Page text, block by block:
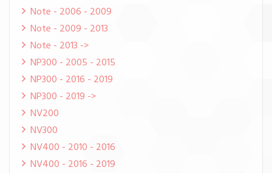
Note - 2006 - 2009
Note - 2009 - 2013
Note - 2013 ->
NP300 - 2005 - 2015
NP300 - 2016 - 2019
NP300 - 2019 ->
NV200
NV300
NV400 - 2010 - 2016
NV400 - 2016 - 2019